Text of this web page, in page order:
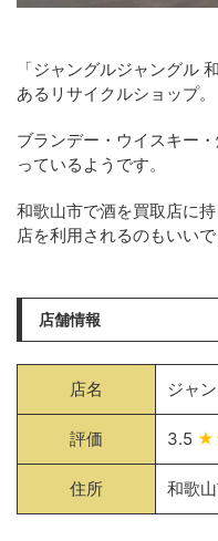
「ジャングルジャングル
あるリサイクルショップ。
ブランデー・ウイスキー
っているようです。
和歌山市で酒を買取店に
店を利用されるのもいいで
店舗情報
店名 ジャ
評価 3.5
住所 和歌